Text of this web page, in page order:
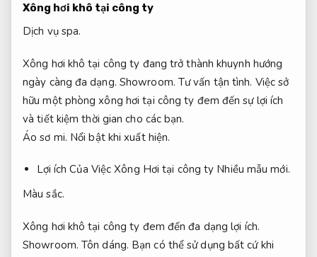
Xông hơi khô tại công ty
Dịch vụ spa.
Xông hơi khô tại công ty đang trở thành khuynh hướng
ngày càng đa dạng. Showroom. Tư vấn tận tình. Việc sở
hữu một phòng xông hơi tại công ty đem đến sự lợi ích
và tiết kiệm thời gian cho các bạn.
Áo sơ mi. Nổi bật khi xuất hiện.
Lợi ích Của Việc Xông Hơi tại công ty Nhiều mẫu mới.
Màu sắc.
Xông hơi khô tại công ty đem đến đa dạng lợi ích.
Showroom. Tôn dáng. Bạn có thể sử dụng bất cứ khi